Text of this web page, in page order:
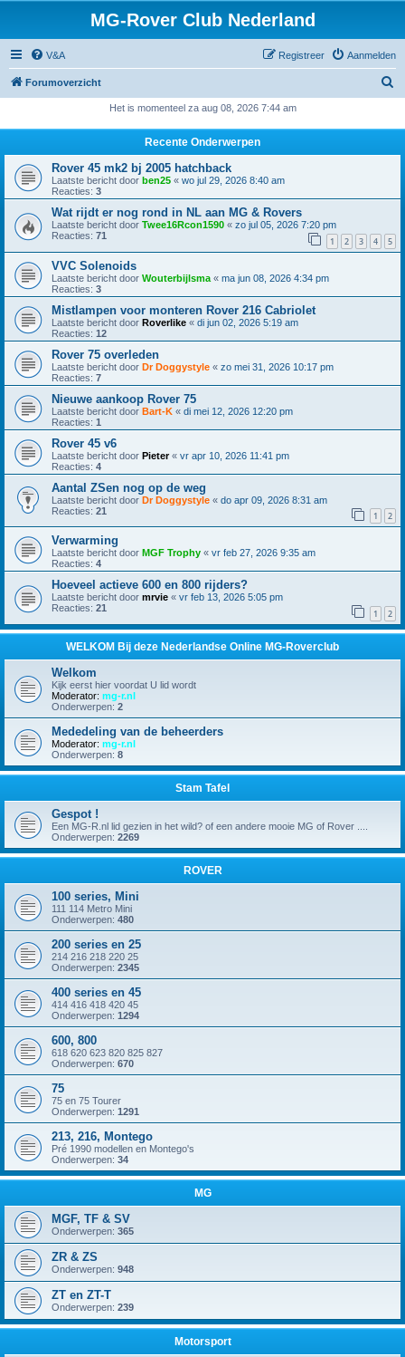
MG-Rover Club Nederland
V&A Aanmelden
Registreer
Forumoverzicht
Het is momenteel za aug 08, 2026 7:44 am
Recente Onderwerpen
Rover 45 mk2 bj 2005 hatchback
Laatste bericht door ben25 « wo jul 29, 2026 8:40 am
Reacties: 3
Wat rijdt er nog rond in NL aan MG & Rovers
Laatste bericht door Twee16Rcon1590 « zo jul 05, 2026 7:20 pm
Reacties: 71 1 2 3 4 5
VVC Solenoids
Laatste bericht door Wouterbijlsma « ma jun 08, 2026 4:34 pm
Reacties: 3
Mistlampen voor monteren Rover 216 Cabriolet
Laatste bericht door Roverlike « di jun 02, 2026 5:19 am
Reacties: 12
Rover 75 overleden
Laatste bericht door Dr Doggystyle « zo mei 31, 2026 10:17 pm
Reacties: 7
Nieuwe aankoop Rover 75
Laatste bericht door Bart-K « di mei 12, 2026 12:20 pm
Reacties: 1
Rover 45 v6
Laatste bericht door Pieter« vr apr 10, 2026 11:41 pm
Reacties: 4
Aantal ZSen nog op de weg
Laatste bericht door Dr Doggystyle « do apr 09, 2026 8:31 am
Reacties: 21 1 2
Verwarming
Laatste bericht door MGF Trophy « vr feb 27, 2026 9:35 am
Reacties: 4
Hoeveel actieve 600 en 800 rijders?
Laatste bericht door mrvie « vr feb 13, 2026 5:05 pm
Reacties: 21 1 2
WELKOM Bij deze Nederlandse Online MG-Roverclub
Welkom
Kijk eerst hier voordat U lid wordt
Moderator: mg-r.nl
Onderwerpen: 2
Mededeling van de beheerders
Moderator: mg-r.nl
Onderwerpen: 8
Stam Tafel
Gespot !
Een MG-R.nl lid gezien in het wild? of een andere mooie MG of Rover ....
Onderwerpen: 2269
ROVER
100 series, Mini
111 114 Metro Mini
Onderwerpen: 480
200 series en 25
214 216 218 220 25
Onderwerpen: 2345
400 series en 45
414 416 418 420 45
Onderwerpen: 1294
600, 800
618 620 623 820 825 827
Onderwerpen: 670
75
75 en 75 Tourer
Onderwerpen: 1291
213, 216, Montego
Pré 1990 modellen en Montego's
Onderwerpen: 34
MG
MGF, TF & SV
Onderwerpen: 365
ZR & ZS
Onderwerpen: 948
ZT en ZT-T
Onderwerpen: 239
Motorsport